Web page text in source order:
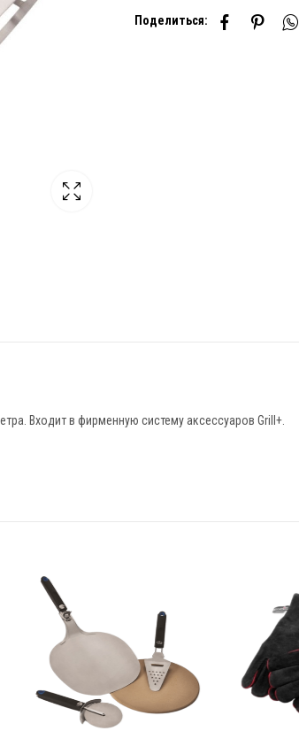
Поделиться:
Входит в фирменную систему аксессуаров Grill+.